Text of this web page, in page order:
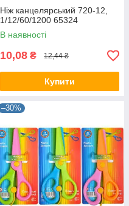
Ніж канцелярський 720-12,
1/12/60/1200 65324
В наявності
10,08 ₴ 12,44 ₴
Купити
–30%